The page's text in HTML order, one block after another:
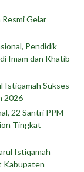
Gelar
Pendidik
Imam dan Khatib
Istiqamah Sukses
2026
22 Santri PPM
Tingkat
Istiqamah
Kabupaten